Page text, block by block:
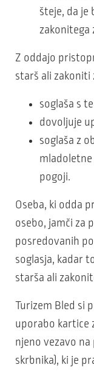
šteje, da je
zakonitega
Z oddajo
starš ali
soglaša s
dovoljuje
soglaša z
mladoletne
pogoji.
Oseba, ki odda
osebo, jamči za
posredovanih
soglasja, kadar
starša ali
Turizem Bled si
uporabo kartice
njeno vezavo
skrbnika), ki je